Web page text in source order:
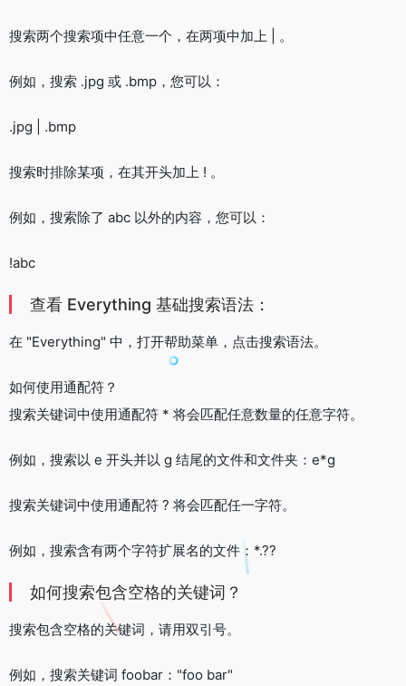
搜索两个搜索项中任意一个，在两项中加上 | 。
例如，搜索 .jpg 或 .bmp，您可以：
.jpg | .bmp
搜索时排除某项，在其开头加上 ! 。
例如，搜索除了 abc 以外的内容，您可以：
!abc
查看 Everything 基础搜索语法：
在 "Everything" 中，打开帮助菜单，点击搜索语法。
如何使用通配符？
搜索关键词中使用通配符 * 将会匹配任意数量的任意字符。
例如，搜索以 e 开头并以 g 结尾的文件和文件夹：e*g
搜索关键词中使用通配符 ? 将会匹配任一字符。
例如，搜索含有两个字符扩展名的文件：*.??
如何搜索包含空格的关键词？
搜索包含空格的关键词，请用双引号。
例如，搜索关键词 foobar："foo bar"